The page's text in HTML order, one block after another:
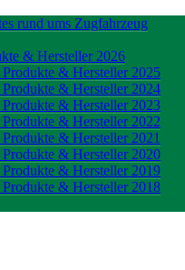
rund ums Zugfahrzeug
& Hersteller 2026
& Hersteller 2025
& Hersteller 2024
& Hersteller 2023
& Hersteller 2022
& Hersteller 2021
& Hersteller 2020
& Hersteller 2019
& Hersteller 2018